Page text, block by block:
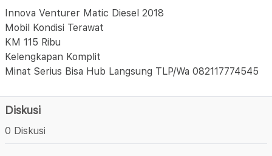
Innova Venturer Matic Diesel 2018
Mobil Kondisi Terawat
KM 115 Ribu
Kelengkapan Komplit
Minat Serius Bisa Hub Langsung TLP/Wa 082117774545
Diskusi
0 Diskusi